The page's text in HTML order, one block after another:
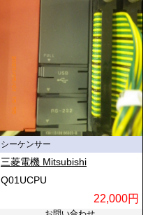
シーケンサー
三菱電機 Mitsubishi
Q01UCPU
22,000円